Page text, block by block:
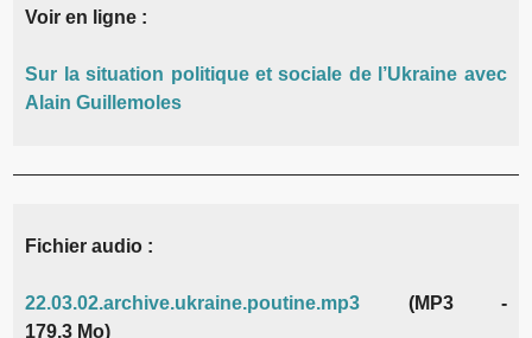
Voir en ligne :
Sur la situation politique et sociale de l’Ukraine avec
Alain Guillemoles
Fichier audio :
22.03.02.archive.ukraine.poutine.mp3 (MP3 -
179.3 Mo)